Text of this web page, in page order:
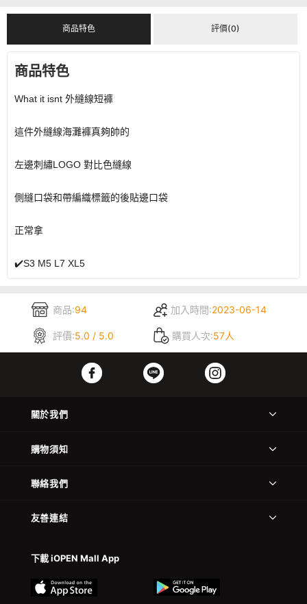
商品特色 評價(0)
商品特色
What it isnt 外縫線短褲
這件外縫線海灘褲真夠帥的
左邊刺繡LOGO 對比色縫線
側縫口袋和帶編織標籤的後貼邊口袋
正常拿
✔️S3 M5 L7 XL5
商品:94 加入時間:2023-06-14
評價:5.0 / 5.0 購買人次:57人
關於我們
購物須知
聯絡我們
友善連結
下載 iOPEN Mall App